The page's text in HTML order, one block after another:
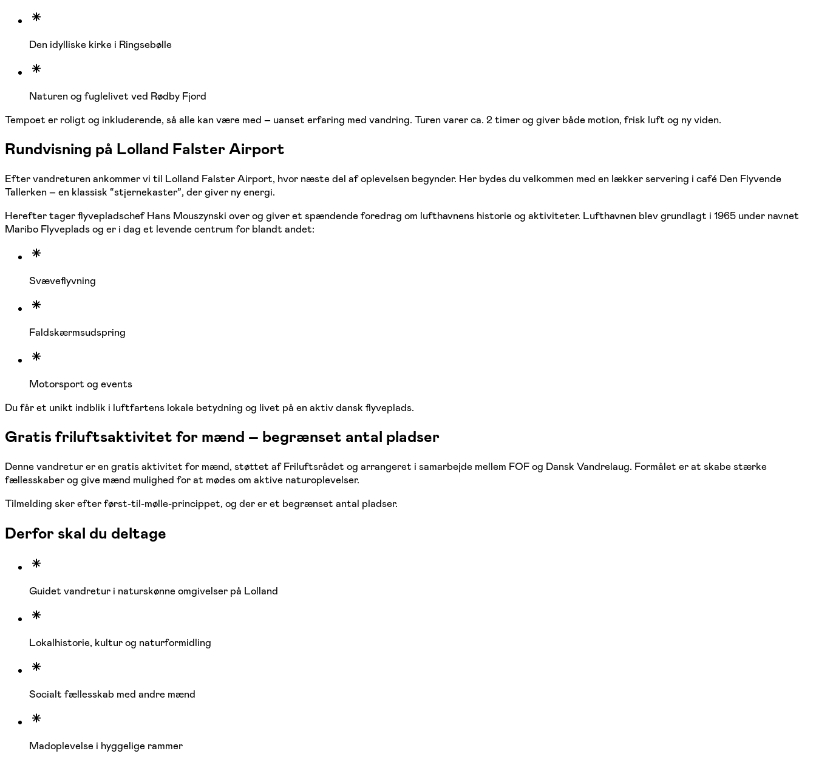
Den idylliske kirke i Ringsebølle
Naturen og fuglelivet ved Rødby Fjord
Tempoet er roligt og inkluderende, så alle kan være med – uanset erfaring med vandring. Turen varer ca. 2 timer og giver både motion, frisk luft og ny viden.
Rundvisning på Lolland Falster Airport
Efter vandreturen ankommer vi til Lolland Falster Airport, hvor næste del af oplevelsen begynder. Her bydes du velkommen med en lækker servering i café Den Flyvende
Tallerken – en klassisk “stjernekaster”, der giver ny energi.
Herefter tager flyvepladschef Hans Mouszynski over og giver et spændende foredrag om lufthavnens historie og aktiviteter. Lufthavnen blev grundlagt i 1965 under navnet
Maribo Flyveplads og er i dag et levende centrum for blandt andet:
Svæveflyvning
Faldskærmsudspring
Motorsport og events
Du får et unikt indblik i luftfartens lokale betydning og livet på en aktiv dansk flyveplads.
Gratis friluftsaktivitet for mænd – begrænset antal pladser
Denne vandretur er en gratis aktivitet for mænd, støttet af Friluftsrådet og arrangeret i samarbejde mellem FOF og Dansk Vandrelaug. Formålet er at skabe stærke
fællesskaber og give mænd mulighed for at mødes om aktive naturoplevelser.
Tilmelding sker efter først-til-mølle-princippet, og der er et begrænset antal pladser.
Derfor skal du deltage
Guidet vandretur i naturskønne omgivelser på Lolland
Lokalhistorie, kultur og naturformidling
Socialt fællesskab med andre mænd
Madoplevelse i hyggelige rammer